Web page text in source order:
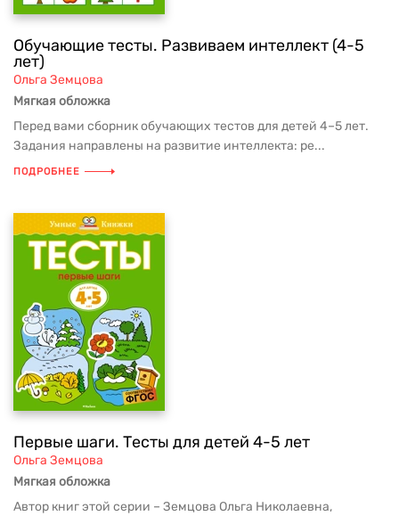
Обучающие тесты. Развиваем интеллект (4-5
лет)
Ольга Земцова
Мягкая обложка
Перед вами сборник обучающих тестов для детей 4–5 лет.
Задания направлены на развитие интеллекта: ре...
ПОДРОБНЕЕ
Первые шаги. Тесты для детей 4-5 лет
Ольга Земцова
Мягкая обложка
Автор книг этой серии – Земцова Ольга Николаевна,